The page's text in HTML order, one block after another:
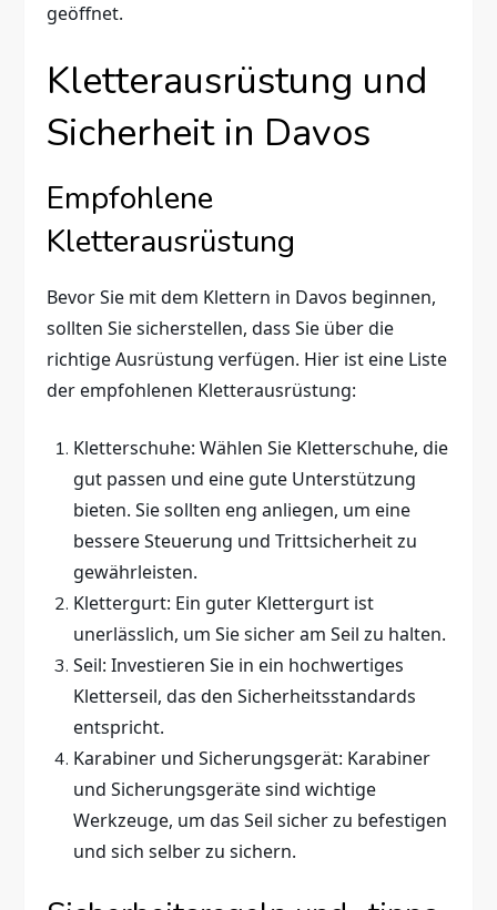
geöffnet.
Kletterausrüstung und
Sicherheit in Davos
Empfohlene
Kletterausrüstung
Bevor Sie mit dem Klettern in Davos beginnen,
sollten Sie sicherstellen, dass Sie über die
richtige Ausrüstung verfügen. Hier ist eine Liste
der empfohlenen Kletterausrüstung:
Kletterschuhe: Wählen Sie Kletterschuhe, die
gut passen und eine gute Unterstützung
bieten. Sie sollten eng anliegen, um eine
bessere Steuerung und Trittsicherheit zu
gewährleisten.
Klettergurt: Ein guter Klettergurt ist
unerlässlich, um Sie sicher am Seil zu halten.
Seil: Investieren Sie in ein hochwertiges
Kletterseil, das den Sicherheitsstandards
entspricht.
Karabiner und Sicherungsgerät: Karabiner
und Sicherungsgeräte sind wichtige
Werkzeuge, um das Seil sicher zu befestigen
und sich selber zu sichern.